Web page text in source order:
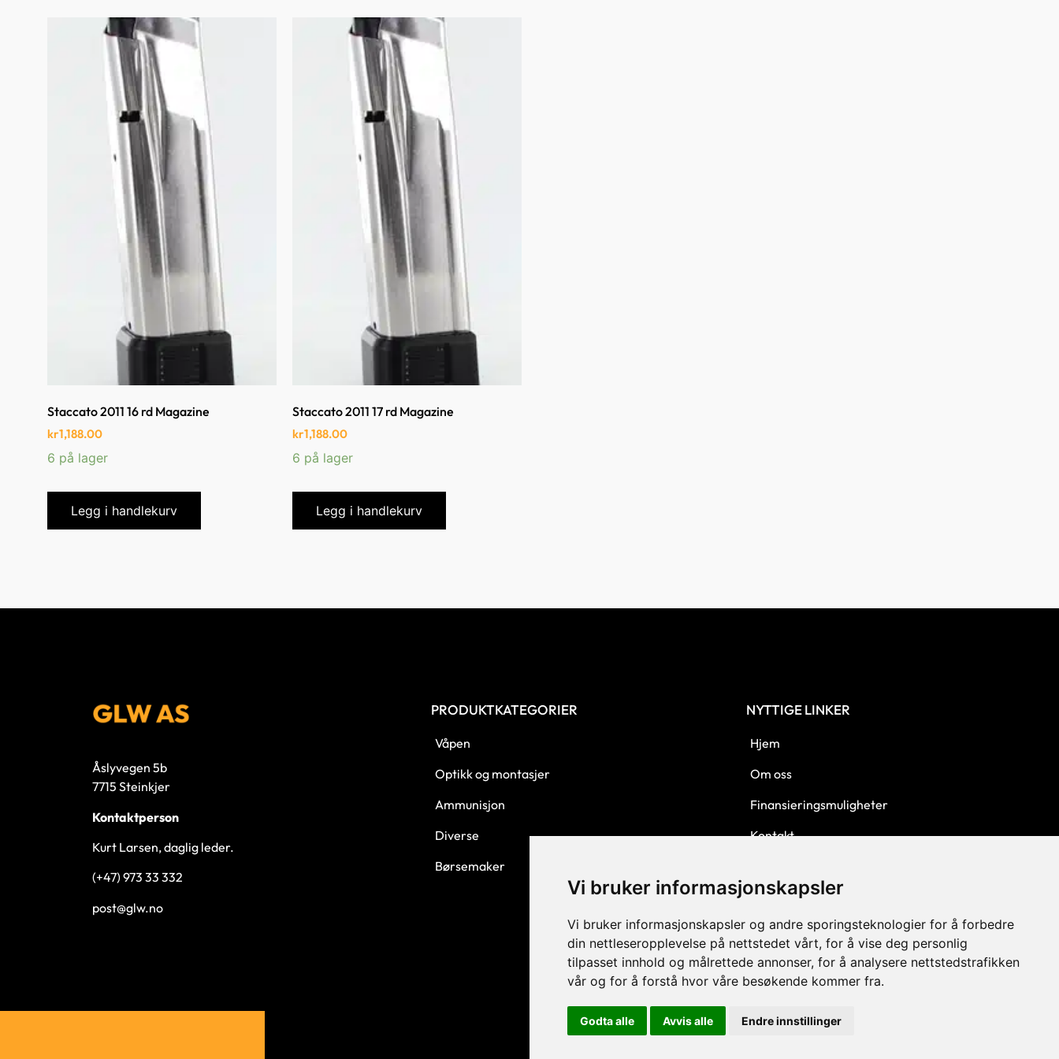
Vi bruker informasjonskapsler
Vi bruker informasjonskapsler og andre sporingsteknologier for å forbedre
din nettleseropplevelse på nettstedet vårt, for å vise deg personlig
tilpasset innhold og målrettede annonser, for å analysere nettstedstrafikken
vår og for å forstå hvor våre besøkende kommer fra.
Godta alle Avvis alle Endre innstillinger
Staccato 2011 16 rd Magazine
kr1,188.00
6 på lager
Legg i handlekurv
Staccato 2011 17 rd Magazine
kr1,188.00
6 på lager
Legg i handlekurv
Åslyvegen 5b
7715 Steinkjer
Kontaktperson
Kurt Larsen, daglig leder.
(+47) 973 33 332
post@glw.no
PRODUKTKATEGORIER
Våpen
Optikk og montasjer
Ammunisjon
Diverse
Børsemaker
NYTTIGE LINKER
Hjem
Om oss
Finansieringsmuligheter
Kontakt
Kjøpsbetingelser